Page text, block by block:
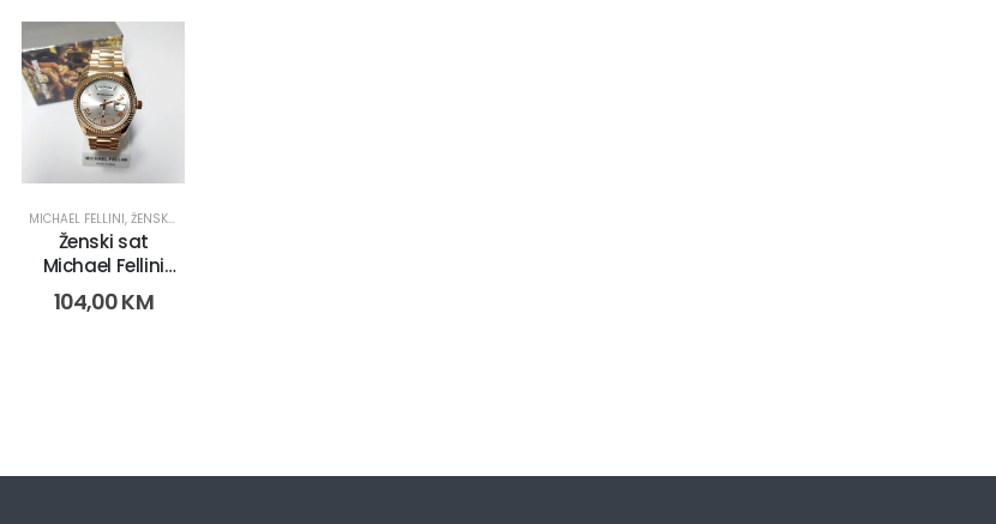
MICHAEL FELLINI,ŽENSKI SATOVI
Ženski sat
Michael Fellini
2221 (3035-7)
104,00KM